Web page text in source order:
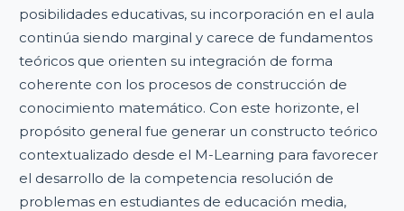
posibilidades educativas, su incorporación en el aula
continúa siendo marginal y carece de fundamentos
teóricos que orienten su integración de forma
coherente con los procesos de construcción de
conocimiento matemático. Con este horizonte, el
propósito general fue generar un constructo teórico
contextualizado desde el M-Learning para favorecer
el desarrollo de la competencia resolución de
problemas en estudiantes de educación media,